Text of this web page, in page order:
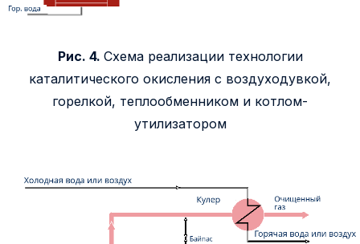
Рис. 4. Схема реализации технологии
каталитического окисления с воздуходувкой,
горелкой, теплообменником и котлом-
утилизатором